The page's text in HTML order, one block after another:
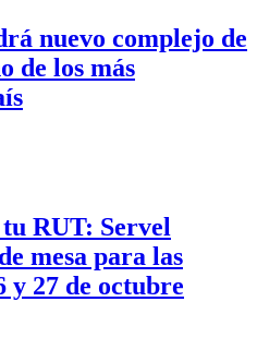
nuevo complejo de
de los más
RUT: Servel
mesa para las
y 27 de octubre